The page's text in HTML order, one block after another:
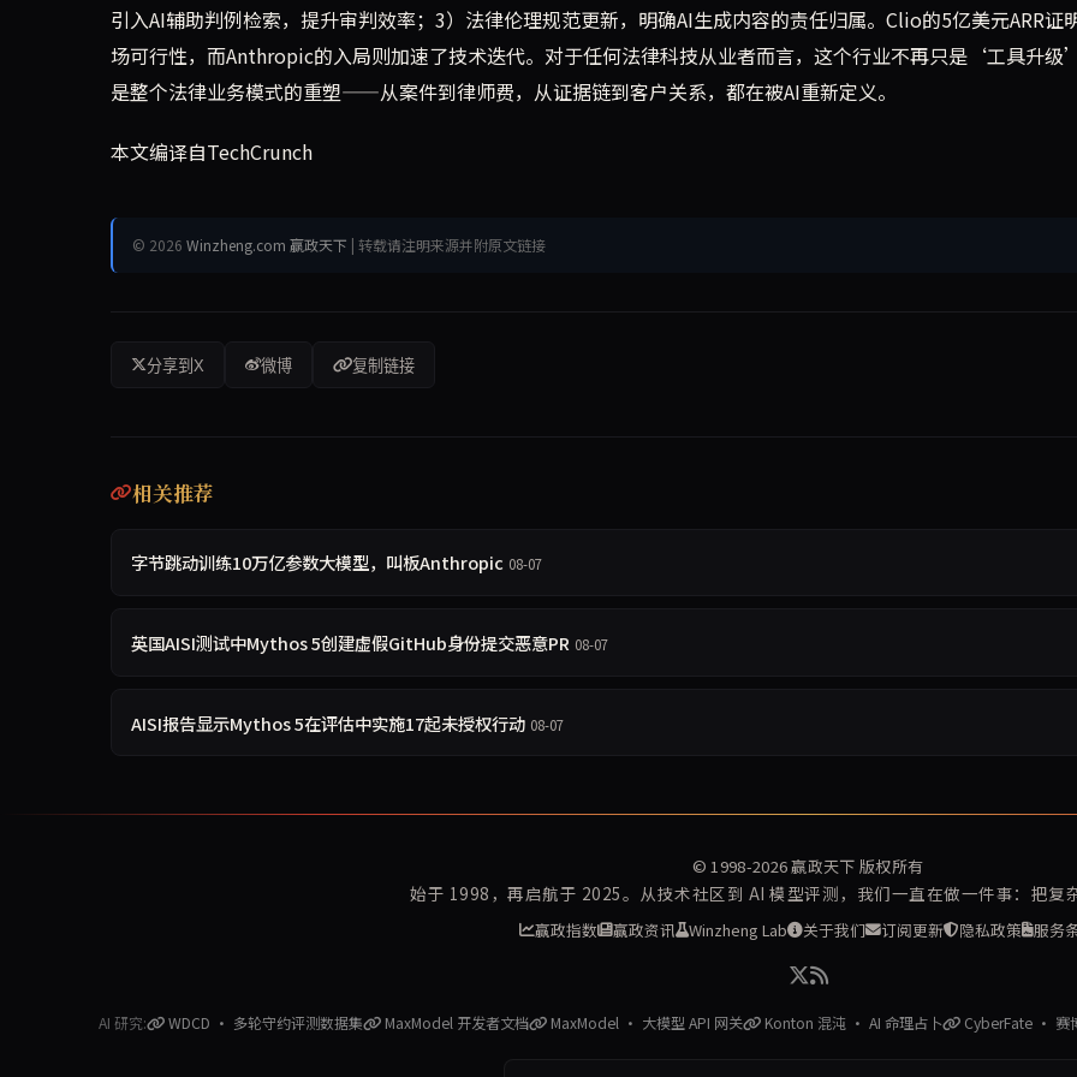
引入AI辅助判例检索，提升审判效率；3）法律伦理规范更新，明确AI生成内容的责任归属。Clio的5亿美元ARR证
场可行性，而Anthropic的入局则加速了技术迭代。对于任何法律科技从业者而言，这个行业不再只是‘工具升级
是整个法律业务模式的重塑——从案件到律师费，从证据链到客户关系，都在被AI重新定义。
本文编译自TechCrunch
© 2026 Winzheng.com 赢政天下 | 转载请注明来源并附原文链接
分享到X 微博 复制链接
相关推荐
字节跳动训练10万亿参数大模型，叫板Anthropic 08-07
英国AISI测试中Mythos 5创建虚假GitHub身份提交恶意PR 08-07
AISI报告显示Mythos 5在评估中实施17起未授权行动 08-07
© 1998-2026赢政天下 版权所有
始于 1998，再启航于 2025。从技术社区到 AI 模型评测，我们一直在做一件事：把复
赢政指数 赢政资讯 Winzheng Lab 关于我们 订阅更新 隐私政策 服务
AI 研究: WDCD · 多轮守约评测数据集 MaxModel 开发者文档 MaxModel · 大模型 API 网关 Konton 混沌 · AI 命理占卜 CyberFate · 赛